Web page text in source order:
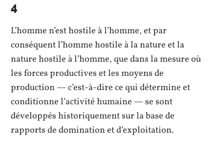
4
L’homme n’est hostile à l’homme, et par
conséquent l’homme hostile à la nature et la
nature hostile à l’homme, que dans la mesure où
les forces productives et les moyens de
production — c’est-à-dire ce qui détermine et
conditionne l’activité humaine — se sont
développés historiquement sur la base de
rapports de domination et d’exploitation.